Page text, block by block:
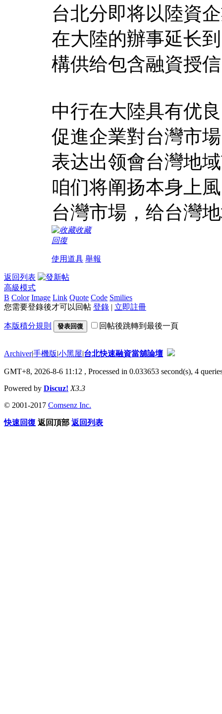
台北分即将以陸資
在大陸的辦事延长
構供给包含融資授
中行在大陸具有优
促進企業對台灣市
表达出领會台灣地
咱们将阐扬本身上
台灣市場，给台灣
收藏
回復
使用道具 舉報
返回列表
高級模式
B Color Image Link Quote Code Smilies
您需要登錄後才可以回帖 登錄 | 立即註冊
本版積分規則 發表回復 回帖後跳轉到最後一頁
Archiver|手機版|小黑屋|台北快速融資當舖論壇
GMT+8, 2026-8-6 11:12 , Processed in 0.033653 second(s), 4
Powered by Discuz! X3.3
© 2001-2017 Comsenz Inc.
快速回復 返回頂部 返回列表